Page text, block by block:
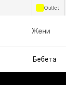
Outlet
Жени
Бебета